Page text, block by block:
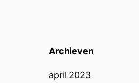
Archieven
april 2023